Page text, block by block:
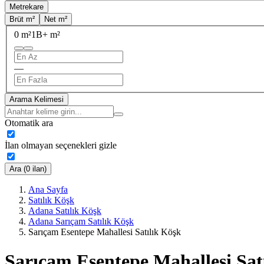
Metrekare
Brüt m²
Net m²
0 m²1B+ m²
—
Arama Kelimesi
Otomatik ara
İlan olmayan seçenekleri gizle
Ara (0 ilan)
Ana Sayfa
Satılık Köşk
Adana Satılık Köşk
Adana Sarıçam Satılık Köşk
Sarıçam Esentepe Mahallesi Satılık Köşk